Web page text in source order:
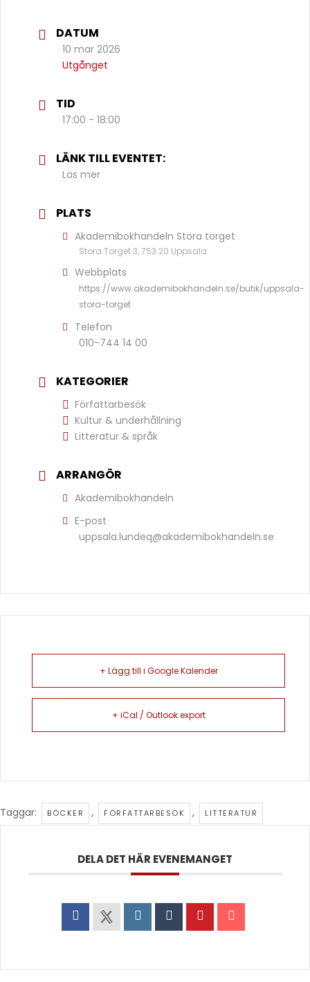
DATUM
10 mar 2026
Utgånget
TID
17:00 - 18:00
LÄNK TILL EVENTET:
Läs mer
PLATS
Akademibokhandeln Stora torget
Stora Torget 3, 753 20 Uppsala
Webbplats
https://www.akademibokhandeln.se/butik/uppsala-
stora-torget
Telefon
010-744 14 00
KATEGORIER
Författarbesök
Kultur & underhållning
Litteratur & språk
ARRANGÖR
Akademibokhandeln
E-post
uppsala.lundeq@akademibokhandeln.se
+ Lägg till i Google Kalender
+ iCal / Outlook export
Taggar: BÖCKER , FÖRFATTARBESÖK , LITTERATUR
DELA DET HÄR EVENEMANGET